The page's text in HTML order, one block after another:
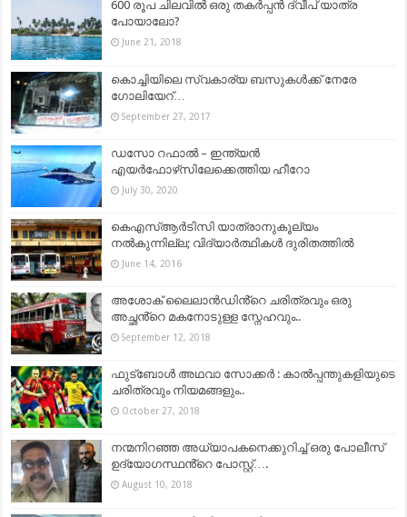
600 രൂപ ചിലവിൽ ഒരു തകർപ്പൻ ദ്വീപ് യാത്ര
പോയാലോ?
June 21, 2018
കൊച്ചിയിലെ സ്വകാര്യ ബസുകള്‍ക്ക് നേരേ
ഗോലിയേറ്‌…
September 27, 2017
ഡസോ റഫാൽ – ഇന്ത്യൻ
എയർഫോഴ്‌സിലേക്കെത്തിയ ഹീറോ
July 30, 2020
കെഎസ്ആര്‍ടിസി യാത്രാനുകൂല്യം
നല്‍കുന്നില്ല; വിദ്യാര്‍ത്ഥികള്‍ ദുരിതത്തില്‍
June 14, 2016
അശോക് ലൈലാൻഡിൻ്റെ ചരിത്രവും ഒരു
അച്ഛൻ്റെ മകനോടുള്ള സ്നേഹവും..
September 12, 2018
ഫുട്‍ബോൾ അഥവാ സോക്കർ : കാൽപ്പന്തുകളിയുടെ
ചരിത്രവും നിയമങ്ങളും..
October 27, 2018
നന്മനിറഞ്ഞ അധ്യാപകനെക്കുറിച്ച് ഒരു പോലീസ്
ഉദ്യോഗസ്ഥൻ്റെ പോസ്റ്റ്….
August 10, 2018